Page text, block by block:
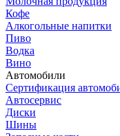
Кофе
Алкогольные напитки
Пиво
Водка
Вино
Автомобили
Сертификация
Автосервис
Диски
Шины